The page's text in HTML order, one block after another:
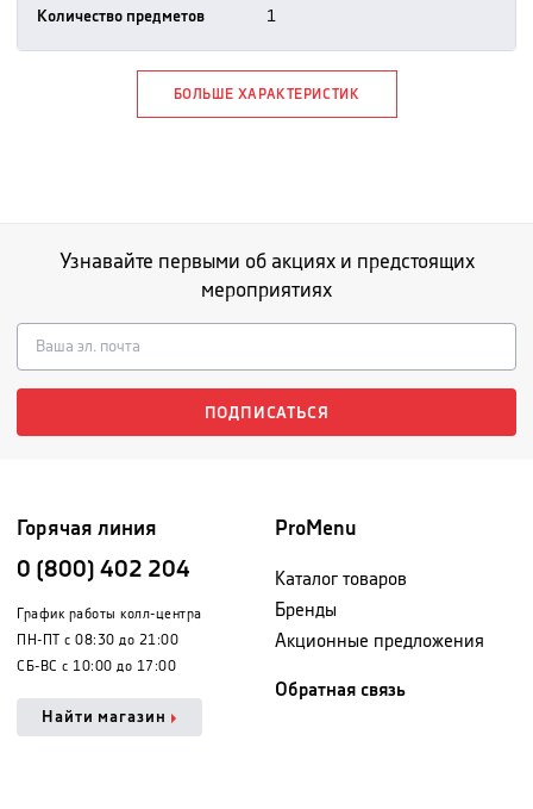
Количество предметов 1
БОЛЬШЕ ХАРАКТЕРИСТИК
Узнавайте первыми об акциях и предстоящих
мероприятиях
ПОДПИСАТЬСЯ
Горячая линия
0 (800) 402 204
График работы колл-центра
ПН-ПТ с 08:30 до 21:00
СБ-ВС с 10:00 до 17:00
Найти магазин
ProMenu
Каталог товаров
Бренды
Акционные предложения
Обратная связь